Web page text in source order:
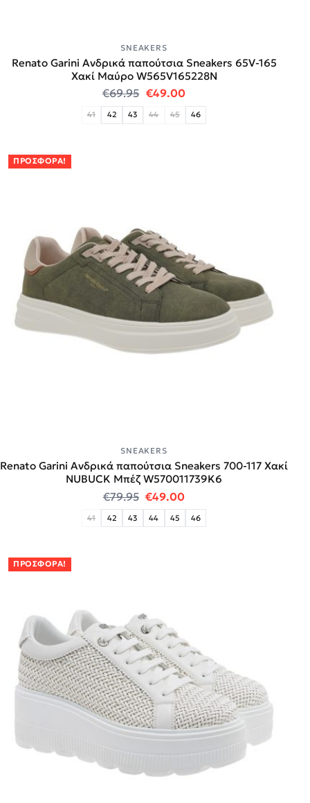
SNEAKERS
Renato Garini Ανδρικά παπούτσια Sneakers 65V-165
Χακί Μαύρο W565V165228N
€69.95 Original price was: €69.95.
€49.00Η τρέχουσα τιμή
41 42 43 44 45 46
ΠΡΟΣΦΟΡΆ!
SNEAKERS
Renato Garini Ανδρικά παπούτσια Sneakers 700-117 Χακί
NUBUCK Μπέζ W570011739K6
€79.95 Original price was: €79.95.
€49.00Η τρέχουσα τιμή
41 42 43 44 45 46
ΠΡΟΣΦΟΡΆ!